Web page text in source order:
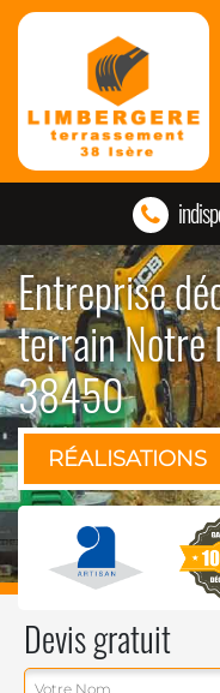
Entreprise
terrain Notre
38450
RÉALISATIONS
Devis gratuit